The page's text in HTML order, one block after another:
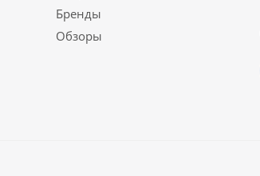
Бренды
Обзоры